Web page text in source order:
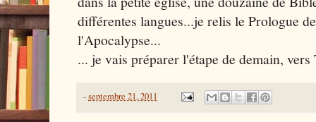
différentes langues...je relis le Prologue
l'Apocalypse...
... je vais préparer l'étape de demain, vers
-septembre 21, 2011